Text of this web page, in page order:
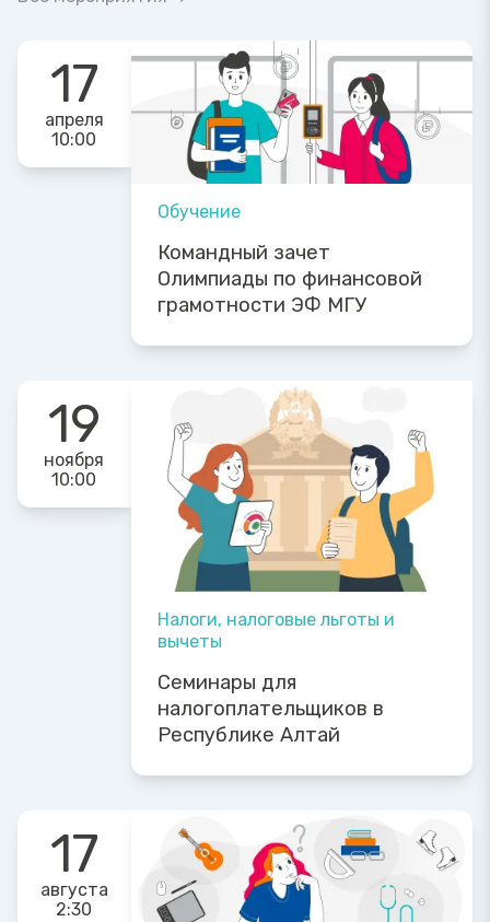
17
апреля
10:00
Обучение
Командный зачет
Олимпиады по финансовой
грамотности ЭФ МГУ
19
ноября
10:00
Налоги, налоговые льготы и
вычеты
Семинары для
налогоплательщиков в
Республике Алтай
17
августа
2:30